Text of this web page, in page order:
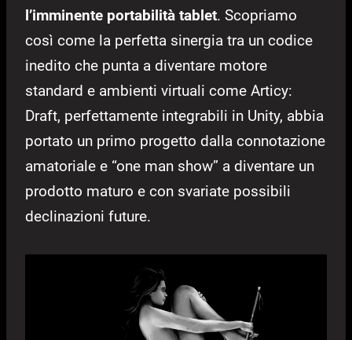
l’imminente portabilità tablet. Scopriamo
così come la perfetta sinergia tra un codice
inedito che punta a diventare motore
standard e ambienti virtuali come Articy:
Draft, perfettamente integrabili in Unity, abbia
portato un primo progetto dalla connotazione
amatoriale e “one man show” a diventare un
prodotto maturo e con svariate possibili
declinazioni future.